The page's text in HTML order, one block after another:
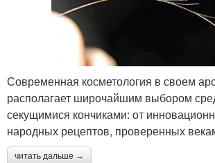
Современная косметология в своем
располагает широчайшим выбором
секущимися кончиками: от
народных рецептов, проверенных
читать дальше →